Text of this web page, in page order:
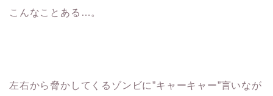
こんなことある…。
左右から脅かしてくるゾンビに”キャーキャー”言いなが